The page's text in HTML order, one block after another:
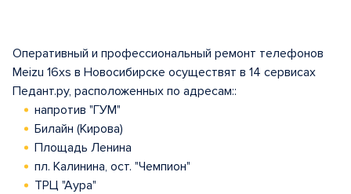
Оперативный и профессиональный ремонт телефонов
Meizu 16xs в Новосибирске осуществят в 14 сервисах
Педант.ру, расположенных по адресам::
напротив "ГУМ"
Билайн (Кирова)
Площадь Ленина
пл. Калинина, ост. "Чемпион"
ТРЦ "Аура"